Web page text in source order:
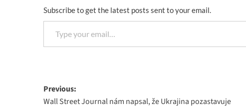
Subscribe to get the latest posts sent to your email.
Type your email…
Post
Previous:
Wall Street Journal nám napsal, že Ukrajina pozastavuje